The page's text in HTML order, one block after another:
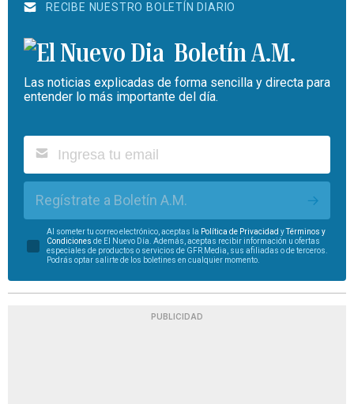
RECIBE NUESTRO BOLETÍN DIARIO
Boletín A.M.
Las noticias explicadas de forma sencilla y directa para
entender lo más importante del día.
Regístrate a Boletín A.M.
Al someter tu correo electrónico, aceptas la Política de Privacidad yTérminos y
Condiciones de El Nuevo Día. Además, aceptas recibir información u ofertas
especiales de productos o servicios de GFR Media, sus afiliadas o de terceros.
Podrás optar salirte de los boletines en cualquier momento.
PUBLICIDAD